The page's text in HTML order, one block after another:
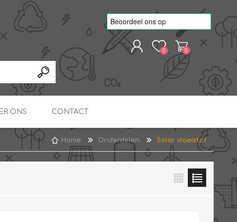
0 0
METEN & REGELEN ONDERDELEN
projecten
TNO Precisie
onderzoeks doorstromer
inzetten voor warm water
ONS CONTACT
Home Onderdelen Solar vloeistof